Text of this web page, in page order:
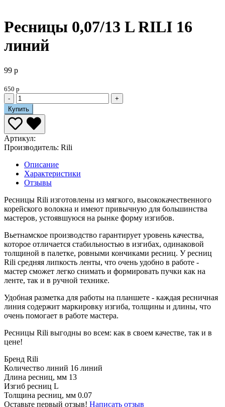
Ресницы 0,07/13 L RILI 16
линий
99 р
650 р
-
+
Купить
Артикул:
Производитель: Rili
Описание
Характеристики
Отзывы
Ресницы Rili изготовлены из мягкого, высококачественного
корейского волокна и имеют привычную для большинства
мастеров, устоявшуюся на рынке форму изгибов.
Вьетнамское производство гарантирует уровень качества,
которое отличается стабильностью в изгибах, одинаковой
толщиной в палетке, ровными кончиками ресниц. У ресниц
Rili средняя липкость ленты, что очень удобно в работе -
мастер сможет легко снимать и формировать пучки как на
ленте, так и в ручной технике.
Удобная разметка для работы на планшете - каждая ресничная
линия содержит маркировку изгиба, толщины и длины, что
очень помогает в работе мастера.
Ресницы Rili выгодны во всем: как в своем качестве, так и в
цене!
Бренд Rili
Количество линий 16 линий
Длина ресниц, мм 13
Изгиб ресниц L
Толщина ресниц, мм 0.07
Оставьте первый отзыв! Написать отзыв